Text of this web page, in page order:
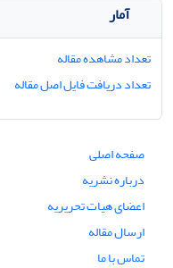
آمار
تعداد مشاهده مقاله
تعداد دریافت فایل اصل مقاله
صفحه اصلی
درباره نشریه
اعضای هیات تحریریه
ارسال مقاله
تماس با ما